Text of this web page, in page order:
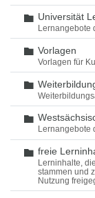
Ordner
Universität
Lernangebote
Ordner
Vorlagen
Vorlagen für
Ordner
Ordner
Ordner
freie
Lerninhalte,
stammen und
Nutzung